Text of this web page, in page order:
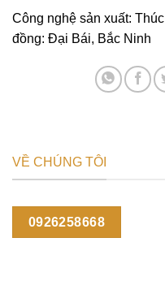
Công nghệ sản xuất:
đồng: Đại Bái, Bắc Ninh
VỀ CHÚNG TÔI
0926258668